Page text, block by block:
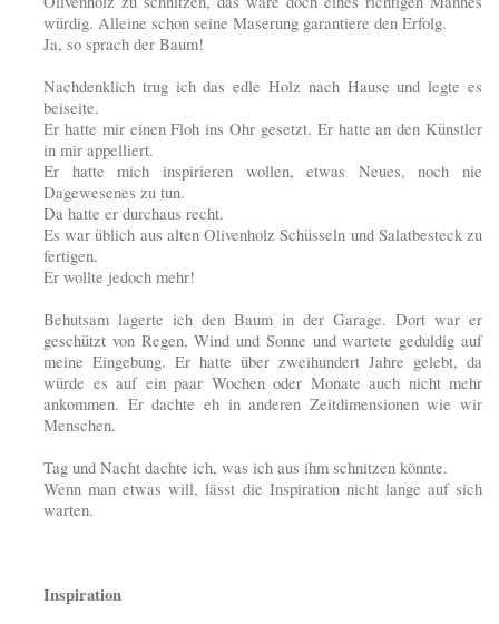
würdig. Alleine schon seine Maserung garantiere den Erfolg.
Ja, so sprach der Baum!
Nachdenklich trug ich das edle Holz nach Hause und legte es
beiseite.
Er hatte mir einen Floh ins Ohr gesetzt. Er hatte an den Künstler
in mir appelliert.
Er hatte mich inspirieren wollen, etwas Neues, noch nie
Dagewesenes zu tun.
Da hatte er durchaus recht.
Es war üblich aus alten Olivenholz Schüsseln und Salatbesteck zu
fertigen.
Er wollte jedoch mehr!
Behutsam lagerte ich den Baum in der Garage. Dort war er
geschützt von Regen, Wind und Sonne und wartete geduldig auf
meine Eingebung. Er hatte über zweihundert Jahre gelebt, da
würde es auf ein paar Wochen oder Monate auch nicht mehr
ankommen. Er dachte eh in anderen Zeitdimensionen wie wir
Menschen.
Tag und Nacht dachte ich, was ich aus ihm schnitzen könnte.
Wenn man etwas will, lässt die Inspiration nicht lange auf sich
warten.
Inspiration